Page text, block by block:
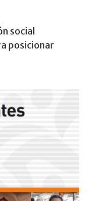
social​
posicionar